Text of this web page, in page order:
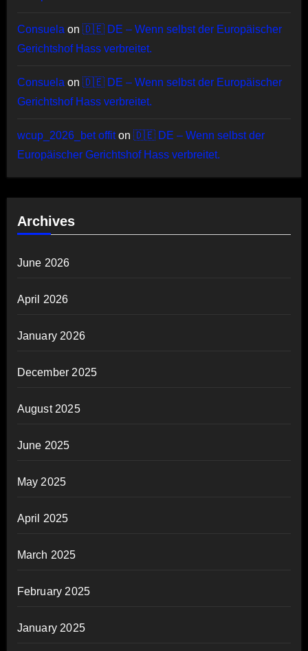
Consuela on 🇩🇪 DE – Wenn selbst der Europäischer
Gerichtshof Hass verbreitet.
Consuela on 🇩🇪 DE – Wenn selbst der Europäischer
Gerichtshof Hass verbreitet.
wcup_2026_bet offiton 🇩🇪 DE – Wenn selbst der
Europäischer Gerichtshof Hass verbreitet.
Archives
June 2026
April 2026
January 2026
December 2025
August 2025
June 2025
May 2025
April 2025
March 2025
February 2025
January 2025